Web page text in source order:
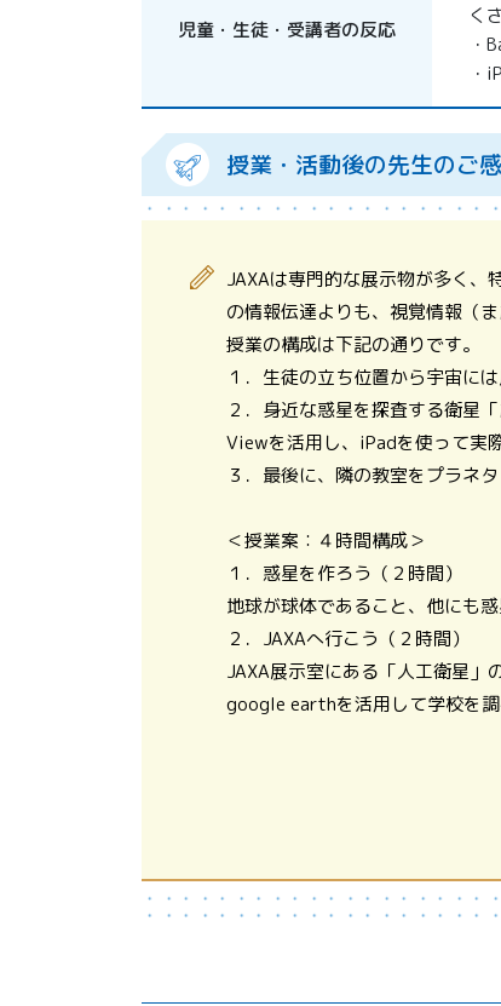
児童・生徒・受講者の反応
く
・
・
授業・活動後の先生のご
JAXAは専門的な展示物が多く、
の情報伝達よりも、視覚情報（
授業の構成は下記の通りです。
１．生徒の立ち位置から宇宙に
２．身近な惑星を探査する衛星
Viewを活用し、iPadを使って実
３．最後に、隣の教室をプラネ
＜授業案：４時間構成＞
１．惑星を作ろう（２時間）
地球が球体であること、他にも
２．JAXAへ行こう（２時間）
JAXA展示室にある「人工衛星」
google earthを活用して学校を